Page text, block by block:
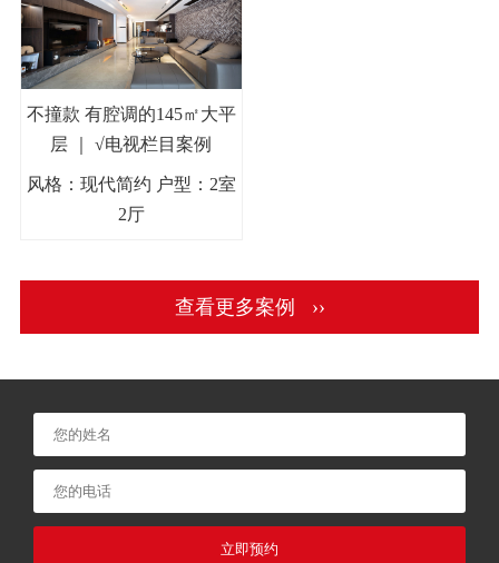
不撞款 有腔调的145㎡大平
层 ｜ √电视栏目案例
风格：现代简约 户型：2室
2厅
查看更多案例 ››
立即预约